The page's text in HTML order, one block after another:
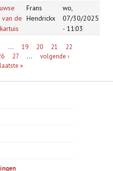
van de
Frans
Hendrickx
wo,
07/30/2025
- 11:03
… 19 20 21
22
27 …
volgende ›
laatste »